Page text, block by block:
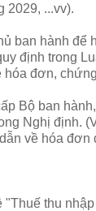
2029, ...vv).
ban hành để
định trong
hóa đơn,
Bộ ban
Nghị định.
về hóa đơn
"Thuế thu